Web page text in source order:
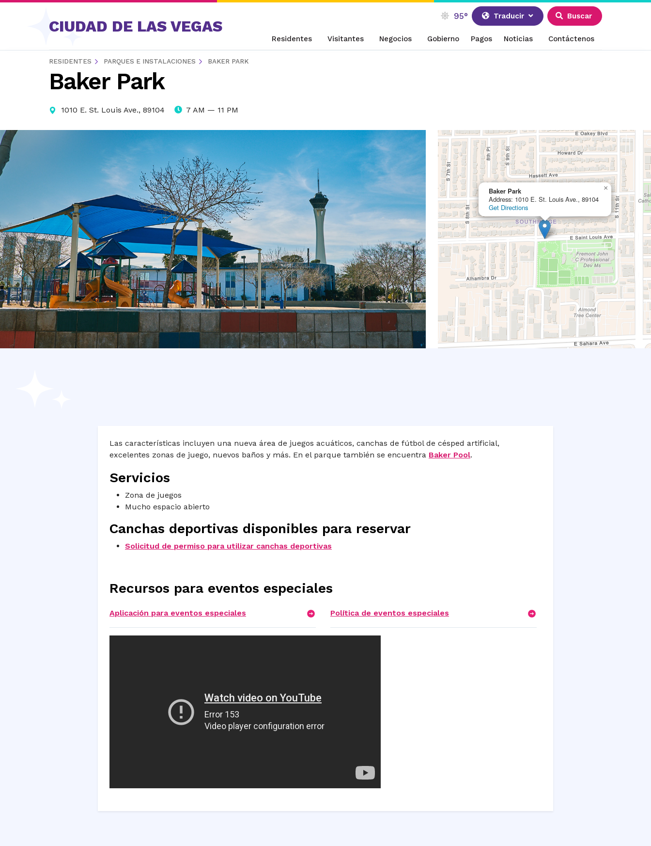
Saltar al contenido
CIUDAD DE LAS VEGAS
95° Traducir Buscar
Residentes Visitantes Negocios Gobierno Pagos Noticias Contáctenos
RESIDENTES PARQUES E INSTALACIONES BAKER PARK
Baker Park
1010 E. St. Louis Ave., 89104 7 AM — 11 PM
Baker Park
Address: 1010 E. St. Louis Ave., 89104
Get Directions
×
Las características incluyen una nueva área de juegos acuáticos, canchas de fútbol de césped artificial,
excelentes zonas de juego, nuevos baños y más. En el parque también se encuentra Baker Pool.
Servicios
Zona de juegos
Mucho espacio abierto
Canchas deportivas disponibles para reservar
Solicitud de permiso para utilizar canchas deportivas
Recursos para eventos especiales
Aplicación para eventos especiales Política de eventos especiales